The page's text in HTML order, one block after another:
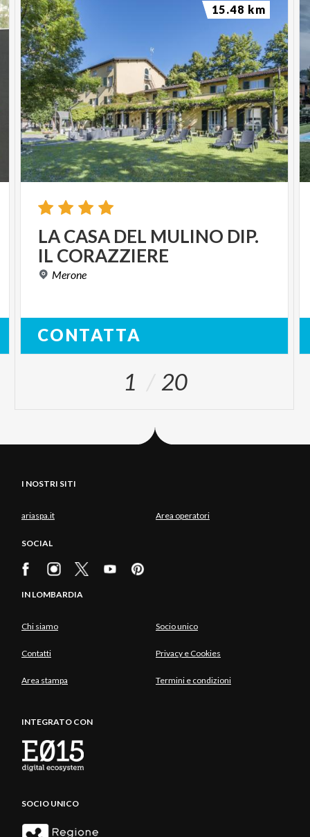
LACASA DEL MULINO DIP.
IL CORAZZIERE
Merone
CONTATTA
15.48 km
1 20
I NOSTRI SITI
ariaspa.it Area operatori
SOCIAL
IN LOMBARDIA
Chi siamo Socio unico
Contatti Privacy e Cookies
Area stampa Termini e condizioni
INTEGRATO CON
SOCIO UNICO